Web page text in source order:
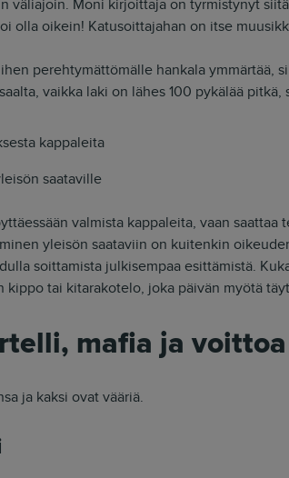
olla oikein! Katusoittajahan on itse
perehtymättömälle hankala ymmärtää,
vaikka laki on lähes 100 pykälää
kappaleita
saataville
valmista kappaleita, vaan
yleisön saataviin on kuitenkin
soittamista julkisempaa esittämistä.
kippo tai kitarakotelo, joka päivän myötä
mafia ja
ja kaksi ovat vääriä.